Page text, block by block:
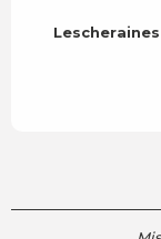
Lescheraines